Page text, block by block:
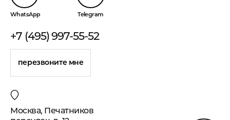
WhatsApp Telegram
+7 (495) 997-55-52
перезвоните мне
Москва, Печатников